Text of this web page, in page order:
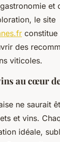
et
le site
constitue
des
viticoles.
au cœur
ne saurait
et vins.
idéale,